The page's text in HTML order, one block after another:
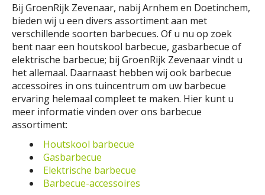
Bij GroenRijk Zevenaar, nabij Arnhem en Doetinchem,
bieden wij u een divers assortiment aan met
verschillende soorten barbecues. Of u nu op zoek
bent naar een houtskool barbecue, gasbarbecue of
elektrische barbecue; bij GroenRijk Zevenaar vindt u
het allemaal. Daarnaast hebben wij ook barbecue
accessoires in ons tuincentrum om uw barbecue
ervaring helemaal compleet te maken. Hier kunt u
meer informatie vinden over ons barbecue
assortiment:
Houtskool barbecue
Gasbarbecue
Elektrische barbecue
Barbecue-accessoires